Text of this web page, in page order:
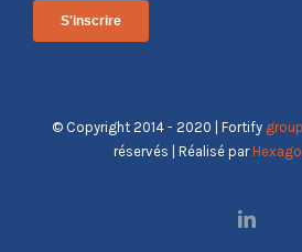
© Copyright 2014 - 2020 | Fortify
réservés | Réalisé par